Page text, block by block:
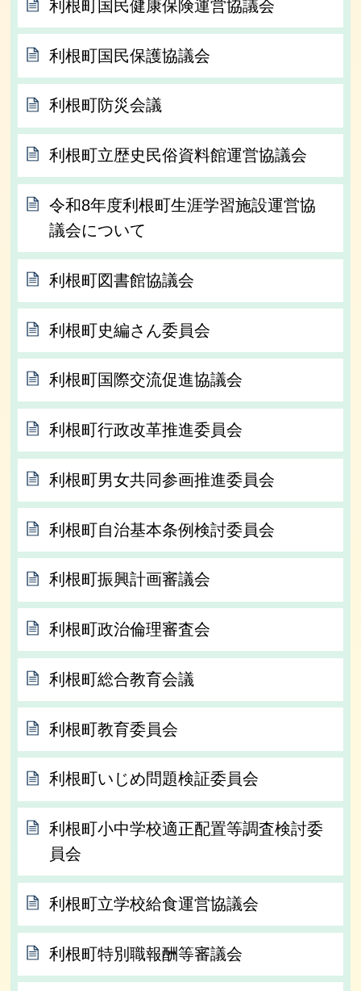
利根町国民健康保険運営協議会
利根町国民保護協議会
利根町防災会議
利根町立歴史民俗資料館運営協議会
令和8年度利根町生涯学習施設運営協
議会について
利根町図書館協議会
利根町史編さん委員会
利根町国際交流促進協議会
利根町行政改革推進委員会
利根町男女共同参画推進委員会
利根町自治基本条例検討委員会
利根町振興計画審議会
利根町政治倫理審査会
利根町総合教育会議
利根町教育委員会
利根町いじめ問題検証委員会
利根町小中学校適正配置等調査検討委
員会
利根町立学校給食運営協議会
利根町特別職報酬等審議会